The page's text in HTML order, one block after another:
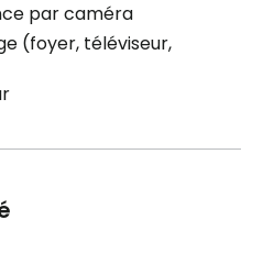
par caméra
(foyer, téléviseur,